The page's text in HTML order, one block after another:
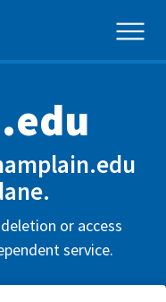
or access
service.